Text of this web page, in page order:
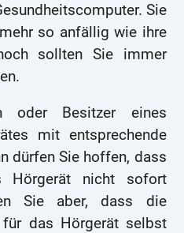
Sie
so anfällig wie ihre
sollten Sie immer
oder Besitzer eines
mit entsprechende
dürfen Sie hoffen, dass
Hörgerät nicht sofort
Sie aber, dass die
das Hörgerät selbst